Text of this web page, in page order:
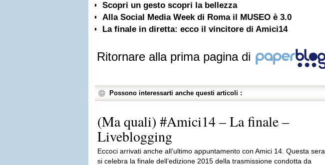
Scopri un gesto scopri la bellezza
Alla Social Media Week di Roma il MUSEO è 3.0
La finale in diretta: ecco il vincitore di Amici14
Ritornare alla prima pagina di
Possono interessarti anche questi articoli :
(Ma quali) #Amici14 – La finale –
Liveblogging
Eccoci arrivati anche all’ultimo appuntamento con Amici 14. Questa sera
si celebra la finale dell’edizione 2015 della trasmissione condotta da